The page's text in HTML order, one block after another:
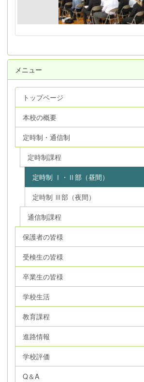
メニュー
トップページ
本校の概要
定時制・通信制
定時制課程
定時制 Ⅰ・Ⅱ部（昼間）
定時制 Ⅲ部（夜間）
通信制課程
保護者の皆様
受検生の皆様
卒業生の皆様
学校生活
教育課程
進路情報
学校評価
Q＆A